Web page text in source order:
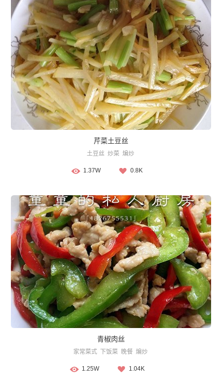
芹菜土豆丝
土豆丝 炒菜 煸炒
1.37W 0.8K
青椒肉丝
家常菜式 下饭菜 晚餐 煸炒
1.25W 1.04K